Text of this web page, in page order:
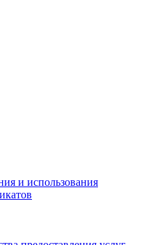
и использования